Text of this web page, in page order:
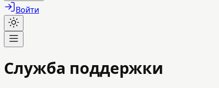
Войти
Служба поддержки